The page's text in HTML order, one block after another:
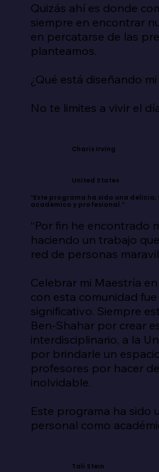
Quizás ahí es donde
siempre en encontrar
en percatarse de las
planteamos.
¿Qué está diseñando
No te limites a vivir el
Charis Irving
United States
“Este programa ha sido una
académico y profesional.”
“Por fin he encontrado
haciendo un trabajo
red de personas
Celebrar mi Maestría
con esta comunidad
significativo. Siempre
Ben-Shahar por crear
interdisciplinario, a la
por brindarle un
profesores por hacer
inolvidable.
Este programa ha sido
personal como
Tali Stein